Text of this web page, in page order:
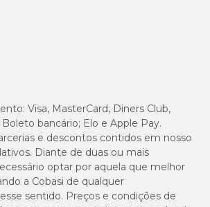
Visa, MasterCard, Diners Club,
bancário; Elo e Apple Pay.
e descontos contidos em nosso
Diante de duas ou mais
optar por aquela que melhor
a Cobasi de qualquer
sentido. Preços e condições de